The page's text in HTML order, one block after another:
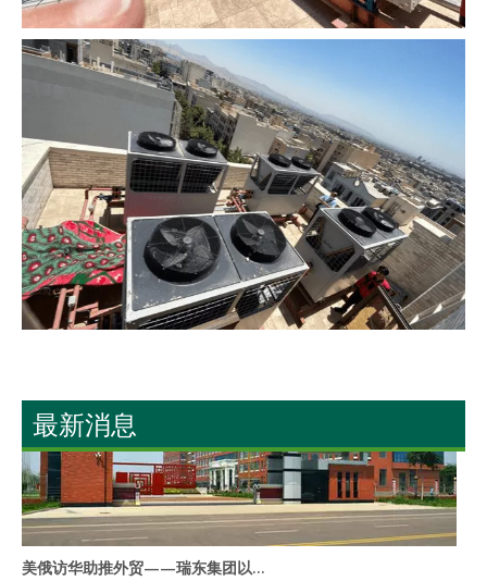
最新消息
瑞东商用空调和中央冷冻水系统：主要区别和选型指南